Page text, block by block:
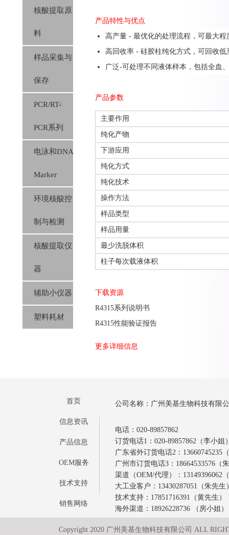
核酸提取原
料
样品采集与
保存
PCR/RT-
PCR系列
电泳和DNA
Marker
环境核酸控
制与检测
核酸提取仪
器
辅助小仪器
塑料耗材
产品特性与优点
高产量 - 最优化的处理流程，可最大
高回收率 - 硅胶柱纯化方式，可回收低
广泛-可处理不同液体样本，包括全血
产品参数
主要作用
纯化产物
下游应用
纯化方式
纯化技术
操作方法
样品类型
样品用量
最少洗脱体积
柱子每次载液体积
下载资源
R4315系列说明书
R4315性能验证报告
更多详细信息
首页
信息资讯
产品信息
OEM服务
技术支持
销售网络
公司名称：广州美基生物科技有限
电话：020-89857862
订货电话1：020-89857862（李小姐
广东省外订货电话2：13660745235
广州市订货电话3：18664533576（
渠道（OEM/代理）：13149396062
大工业客户：13430287051（朱先生
技术支持：17851716391（黄先生）
海外渠道：18926228736 （房小姐）
Copyright 2020 广州美基生物科技有限公司 ALL